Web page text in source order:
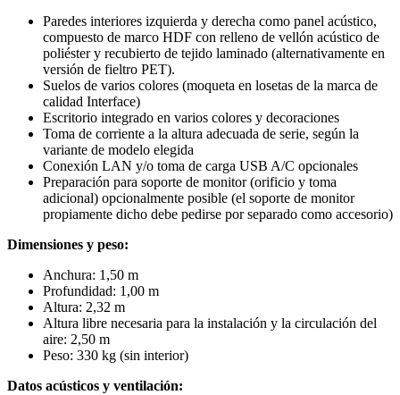
Paredes interiores izquierda y derecha como panel acústico,
compuesto de marco HDF con relleno de vellón acústico de
poliéster y recubierto de tejido laminado (alternativamente en
versión de fieltro PET).
Suelos de varios colores (moqueta en losetas de la marca de
calidad Interface)
Escritorio integrado en varios colores y decoraciones
Toma de corriente a la altura adecuada de serie, según la
variante de modelo elegida
Conexión LAN y/o toma de carga USB A/C opcionales
Preparación para soporte de monitor (orificio y toma
adicional) opcionalmente posible (el soporte de monitor
propiamente dicho debe pedirse por separado como accesorio)
Dimensiones y peso:
Anchura: 1,50 m
Profundidad: 1,00 m
Altura: 2,32 m
Altura libre necesaria para la instalación y la circulación del
aire: 2,50 m
Peso: 330 kg (sin interior)
Datos acústicos y ventilación: